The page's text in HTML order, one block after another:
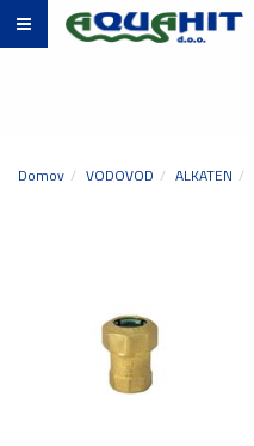
Domov VODOVOD ALKATEN